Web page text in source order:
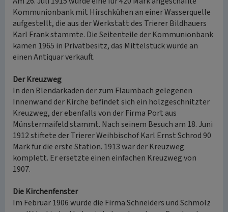
Kommunionbank mit Hirschkühen an einer Wasserquelle
aufgestellt, die aus der Werkstatt des Trierer Bildhauers
Karl Frank stammte. Die Seitenteile der Kommunionbank
kamen 1965 in Privatbesitz, das Mittelstück wurde an
einen Antiquar verkauft.
Der Kreuzweg
In den Blendarkaden der zum Flaumbach gelegenen
Innenwand der Kirche befindet sich ein holzgeschnitzter
Kreuzweg, der ebenfalls von der Firma Port aus
Münstermaifeld stammt. Nach seinem Besuch am 18. Juni
1912 stiftete der Trierer Weihbischof Karl Ernst Schrod 90
Mark für die erste Station. 1913 war der Kreuzweg
komplett. Er ersetzte einen einfachen Kreuzweg von
1907.
Die Kirchenfenster
Im Februar 1906 wurde die Firma Schneiders und Schmolz